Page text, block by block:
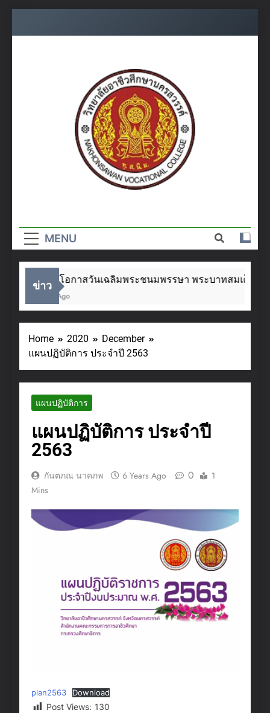
อาชีวศึกษา
นครสวรรค์
MENU
ข่าว
เนื่องในโอกาสวันเฉลิมพระชนมพรรษา พระบาทสมเด็จพ
2 Weeks Ago
Home 2020
December
แผนปฏิบัติการ ประจำปี 2563
แผนปฏิบัติการ
แผนปฏิบัติการ ประจำปี
2563
กันตภณ นาคภพ 6 Years Ago 0
1
Mins
plan2563 Download
Post Views: 130